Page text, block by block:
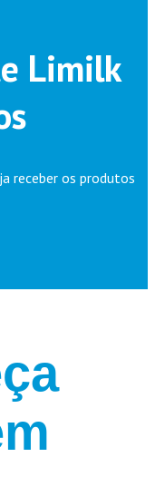
Limilk
receber os produtos